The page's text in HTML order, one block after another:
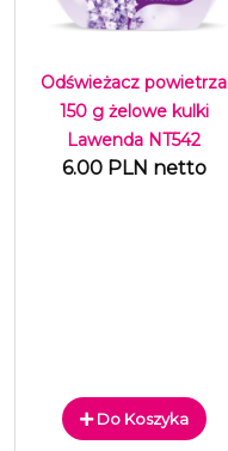
Odświeżacz powietrza
150 g żelowe kulki
Lawenda NT542
6.00 PLN netto
Do Koszyka